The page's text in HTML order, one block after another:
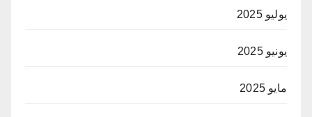
يوليو 2025
يونيو 2025
مايو 2025